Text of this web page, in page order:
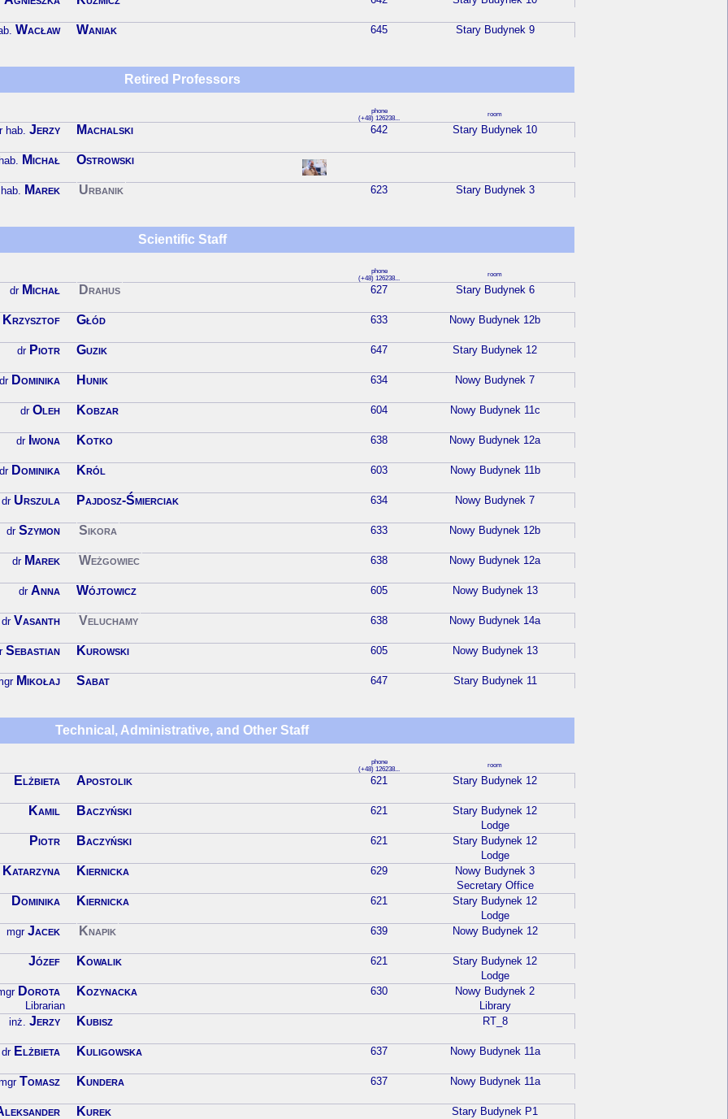
Wacław Waniak 645 Stary Budynek 9
Retired Professors
phone
(+48) 126238...
room
hab. Jerzy Machalski 642 Stary Budynek 10
Michał Ostrowski
Marek Urbanik 623 Stary Budynek 3
Scientific Staff
phone
(+48) 126238...
room
dr Michał Drahus 627 Stary Budynek 6
Krzysztof Głód 633 Nowy Budynek 12b
dr Piotr Guzik 647 Stary Budynek 12
dr Dominika Hunik 634 Nowy Budynek 7
dr Oleh Kobzar 604 Nowy Budynek 11c
dr Iwona Kotko 638 Nowy Budynek 12a
dr Dominika Król 603 Nowy Budynek 11b
dr Urszula Pajdosz-Śmierciak 634 Nowy Budynek 7
dr Szymon Sikora 633 Nowy Budynek 12b
dr Marek Weżgowiec 638 Nowy Budynek 12a
dr Anna Wójtowicz 605 Nowy Budynek 13
dr Vasanth Veluchamy 638 Nowy Budynek 14a
Sebastian Kurowski 605 Nowy Budynek 13
Mikołaj Sabat 647 Stary Budynek 11
Technical, Administrative, and Other Staff
phone
(+48) 126238...
room
Elżbieta Apostolik 621 Stary Budynek 12
Kamil Baczyński 621
Stary Budynek 12
Lodge
Piotr Baczyński 621
Stary Budynek 12
Lodge
Katarzyna Kiernicka 629
Nowy Budynek 3
Secretary Office
Dominika Kiernicka 621
Stary Budynek 12
Lodge
mgr Jacek Knapik 639 Nowy Budynek 12
Józef Kowalik 621
Stary Budynek 12
Lodge
Dorota Kozynacka 630
Nowy Budynek 2
Librarian
Library
inż. Jerzy Kubisz RT_8
dr Elżbieta Kuligowska 637 Nowy Budynek 11a
Tomasz Kundera 637 Nowy Budynek 11a
Kurek Stary Budynek P1